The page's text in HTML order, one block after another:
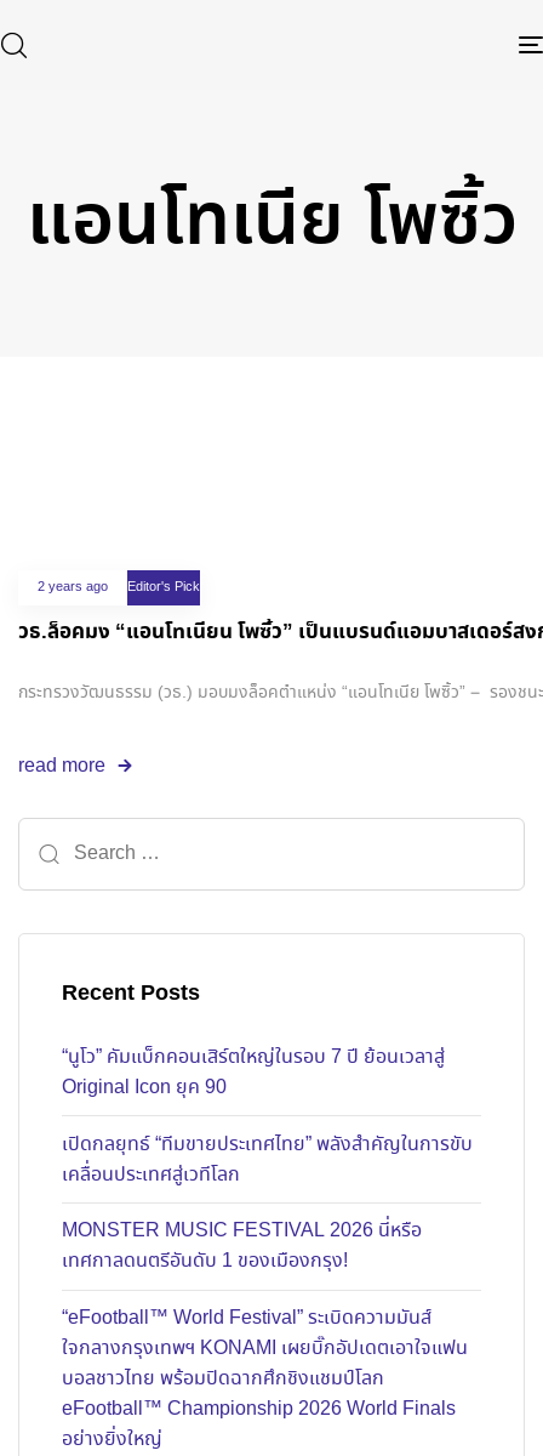
Type and hit enter
แอนโทเนีย โพซิ้ว
2 years ago Editor's Pick
วธ.ล็อคมง “แอนโทเนียน โพซิ้ว” เป็นแบรนด์แอมบาสเดอร์ส
กระทรวงวัฒนธรรม (วธ.) มอบมงล็อคตำแหน่ง “แอนโทเนีย โพซิ้ว” – รองชน
read more
Recent Posts
“นูโว” คัมแบ็กคอนเสิร์ตใหญ่ในรอบ 7 ปี ย้อนเวลาสู่
Original Icon ยุค 90
เปิดกลยุทธ์ “ทีมขายประเทศไทย” พลังสำคัญในการขับ
เคลื่อนประเทศสู่เวทีโลก
MONSTER MUSIC FESTIVAL 2026 นี่หรือ
เทศกาลดนตรีอันดับ 1 ของเมืองกรุง!
“eFootball™ World Festival” ระเบิดความมันส์
ใจกลางกรุงเทพฯ KONAMI เผยบิ๊กอัปเดตเอาใจแฟน
บอลชาวไทย พร้อมปิดฉากศึกชิงแชมป์โลก
eFootball™ Championship 2026 World Finals
อย่างยิ่งใหญ่